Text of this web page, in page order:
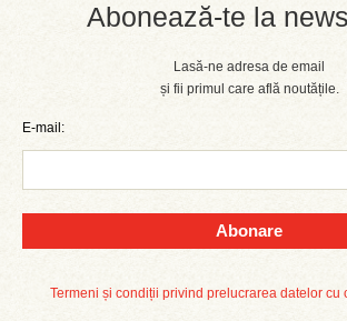
Abonează-te la
Lasă-ne adresa de email
și fii primul care află noutățile.
E-mail:
Abonare
Termeni și condiții privind prelucrarea datelor cu